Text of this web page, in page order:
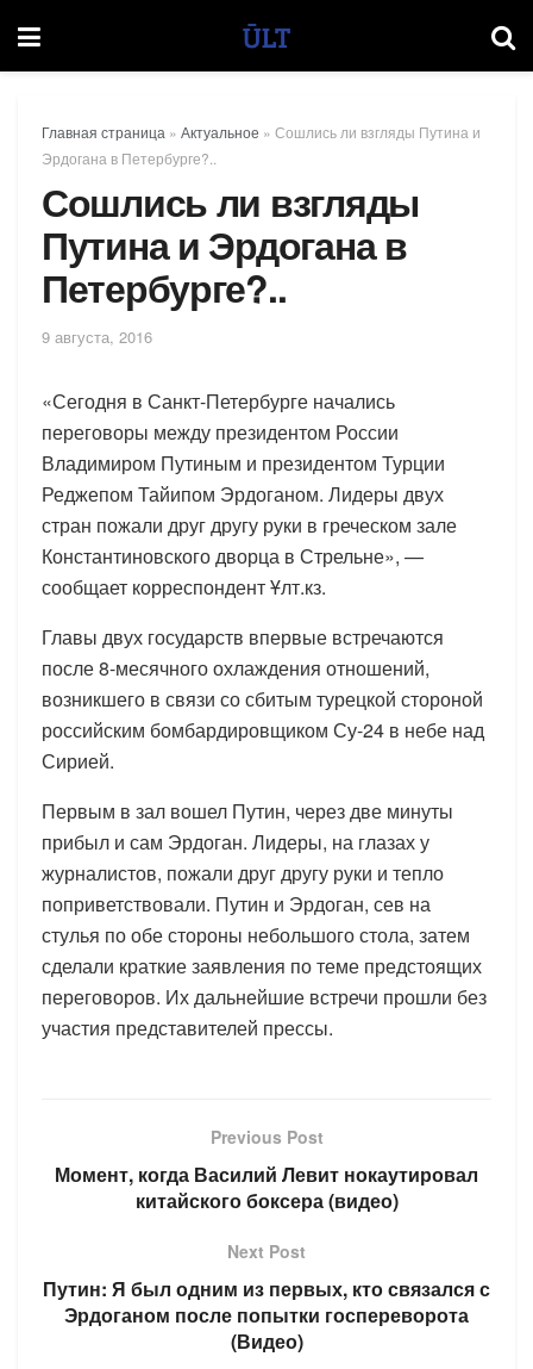
Главная страница » Актуальное » Сошлись ли взгляды Путина и
Эрдогана в Петербурге?..
Сошлись ли взгляды
Путина и Эрдогана в
Петербурге?..
9 августа, 2016
«Сегодня в Санкт-Петербурге начались
переговоры между президентом России
Владимиром Путиным и президентом Турции
Реджепом Тайипом Эрдоганом. Лидеры двух
стран пожали друг другу руки в греческом зале
Константиновского дворца в Стрельне», —
сообщает корреспондент Ұлт.кз.
Главы двух государств впервые встречаются
после 8-месячного охлаждения отношений,
возникшего в связи со сбитым турецкой стороной
российским бомбардировщиком Су-24 в небе над
Сирией.
Первым в зал вошел Путин, через две минуты
прибыл и сам Эрдоган. Лидеры, на глазах у
журналистов, пожали друг другу руки и тепло
поприветствовали. Путин и Эрдоган, сев на
стулья по обе стороны небольшого стола, затем
сделали краткие заявления по теме предстоящих
переговоров. Их дальнейшие встречи прошли без
участия представителей прессы.
Previous Post
Момент, когда Василий Левит нокаутировал
китайского боксера (видео)
Next Post
Путин: Я был одним из первых, кто связался с
Эрдоганом после попытки госпереворота
(Видео)